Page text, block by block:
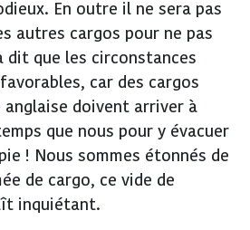
En outre il ne sera pas
autres cargos pour ne pas
dit que les circonstances
car des cargos
doivent arriver à
que nous pour y évacuer
! Nous sommes étonnés de
de cargo, ce vide de
inquiétant.